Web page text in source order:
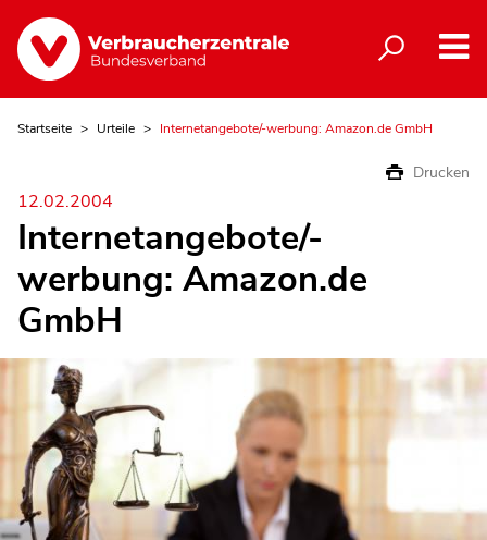
Startseite Urteile Internetangebote/-werbung: Amazon.de GmbH
Drucken
12.02.2004
Internetangebote/-
werbung: Amazon.de
GmbH